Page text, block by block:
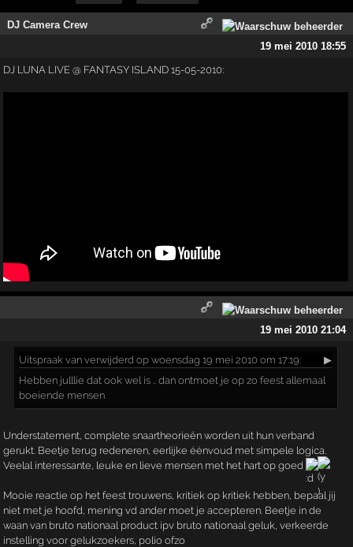
DJ Camera Crew
19 mei 2010 18:55
DJ LUNA LIVE @ FANTASY ISLAND 15-05-2010:
19 mei 2010 21:04
Uitspraak van verwijderd op woensdag 19 mei 2010 om 17:19:
▶
Hebben julllie dat ook wel is .. dan ontmoet je op zo feest allemaal
boeiende mensen
Understatement, complete snaartheorieën worden uit hun verband
gerukt. Beetje terug redeneren, eerlijke éénvoud met simpele logica.
Veelal interessante, leuke en lieve mensen met het hart op goed
Mooie reactie op het feest trouwens, kritiek op kritiek hebben, bepaal jij
niet met je hoofd, mening vd ander moet je accepteren. Beetje in de
waan van bruto nationaal product ipv bruto nationaal geluk, verkeerde
instelling voor gelukzoekers, polio ofzo